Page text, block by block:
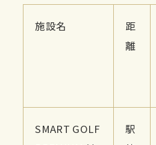
施設名
距
離
SMART GOLF
駅